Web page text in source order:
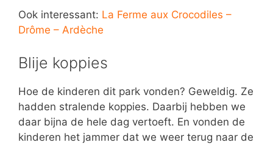
Ook interessant: La Ferme aux Crocodiles –
Drôme – Ardèche
Blije koppies
Hoe de kinderen dit park vonden? Geweldig. Ze
hadden stralende koppies. Daarbij hebben we
daar bijna de hele dag vertoeft. En vonden de
kinderen het jammer dat we weer terug naar de